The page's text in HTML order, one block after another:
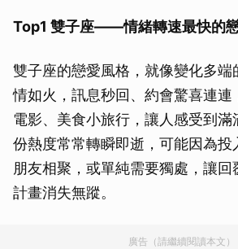
Top1 雙子座——情緒轉速最快的
雙子座的戀愛風格，就像變化多端
情如火，訊息秒回、約會驚喜連連
電影、美食小旅行，讓人感受到滿
份熱度常常轉瞬即逝，可能因為投
朋友相聚，或單純需要獨處，讓回
計畫消失無蹤。
廣告（請繼續閱讀本文）